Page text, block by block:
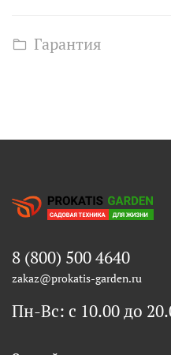
Гарантия
8 (800) 500 4640
zakaz@prokatis-garden.ru
Пн-Вс: с 10.00 до